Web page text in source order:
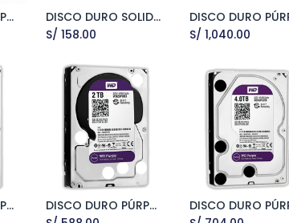
DISCO DURO PÚRPURA 10TB
Add to Cart
DISCO DURO SOLIDO SSD 480GB WD
S/158.00
Add to Cart
S/ 1,040.00
DISCO DURO PÚRPURA 1TB
Add to Cart
DISCO DURO PÚRPURA 2TB
Add to Cart